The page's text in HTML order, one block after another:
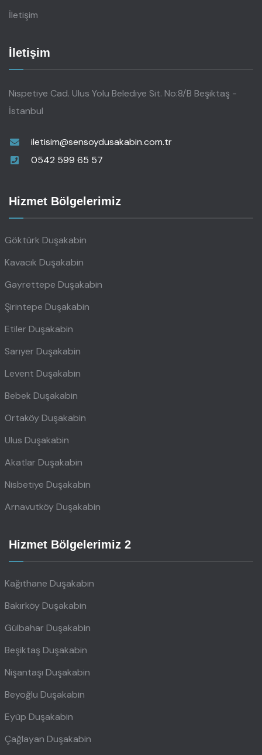
İletişim
İletişim
Nispetiye Cad. Ulus Yolu Belediye Sit. No:8/B Beşiktaş -
İstanbul
iletisim@sensoydusakabin.com.tr
0542 599 65 57
Hizmet Bölgelerimiz
Göktürk Duşakabin
Kavacık Duşakabin
Gayrettepe Duşakabin
Şirintepe Duşakabin
Etiler Duşakabin
Sarıyer Duşakabin
Levent Duşakabin
Bebek Duşakabin
Ortaköy Duşakabin
Ulus Duşakabin
Akatlar Duşakabin
Nisbetiye Duşakabin
Arnavutköy Duşakabin
Hizmet Bölgelerimiz 2
Kağıthane Duşakabin
Bakırköy Duşakabin
Gülbahar Duşakabin
Beşiktaş Duşakabin
Nişantaşı Duşakabin
Beyoğlu Duşakabin
Eyüp Duşakabin
Çağlayan Duşakabin